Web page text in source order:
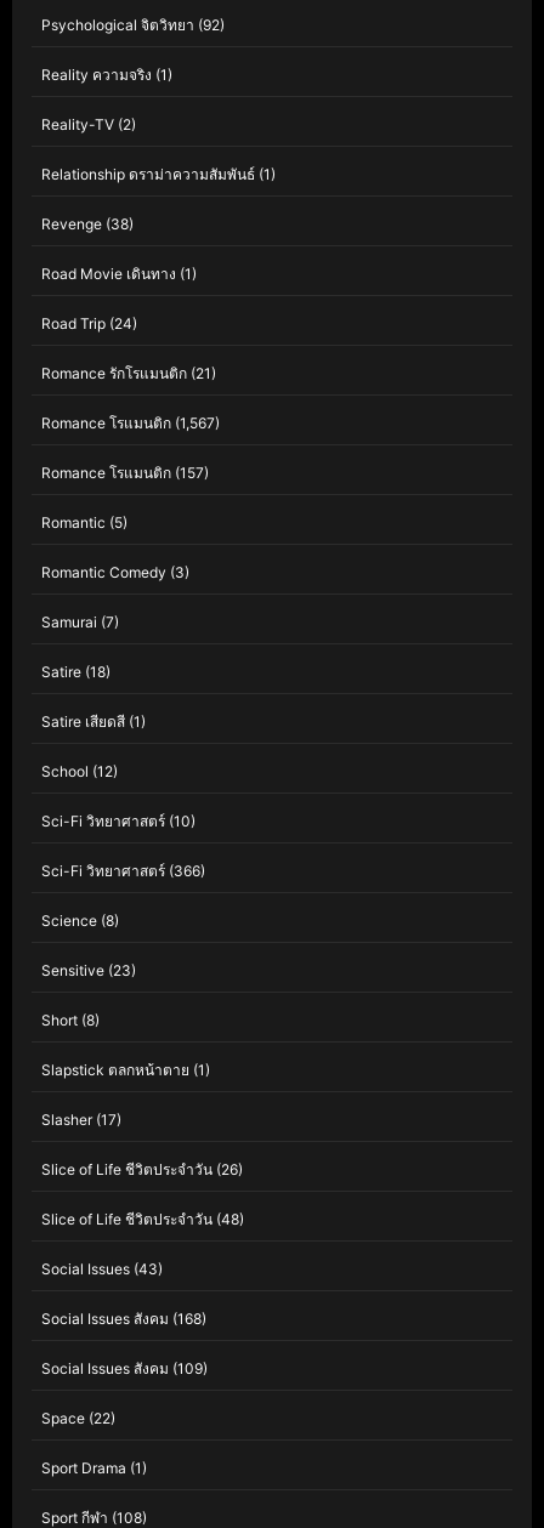
Psychological จิตวิทยา (92)
Reality ความจริง (1)
Reality-TV (2)
Relationship ดราม่าความสัมพันธ์ (1)
Revenge (38)
Road Movie เดินทาง (1)
Road Trip (24)
Romance รักโรแมนติก (21)
Romance โรแมนติก (1,567)
Romance โรแมนติก (157)
Romantic (5)
Romantic Comedy (3)
Samurai (7)
Satire (18)
Satire เสียดสี (1)
School (12)
Sci-Fi วิทยาศาสตร์ (10)
Sci-Fi วิทยาศาสตร์ (366)
Science (8)
Sensitive (23)
Short (8)
Slapstick ตลกหน้าตาย (1)
Slasher(17)
Slice of Life ชีวิตประจำวัน (26)
Slice of Life ชีวิตประจำวัน (48)
Social Issues (43)
Social Issues สังคม (168)
Social Issues สังคม (109)
Space (22)
Sport Drama (1)
Sport กีฬา (108)